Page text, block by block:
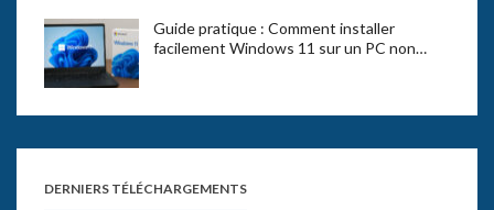
Guide pratique : Comment installer
facilement Windows 11 sur un PC non…
DERNIERS TÉLÉCHARGEMENTS